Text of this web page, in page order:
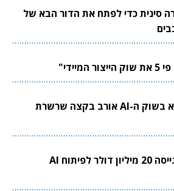
סינית כדי לפתח את הדור הבא של
צוואר הבקבוק הבא בשוק ה-AI אורב בקצה שרשרת
Limitless Labs גייסה 20 מיליון דולר לפיתוח AI